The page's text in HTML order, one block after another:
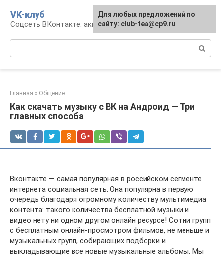
контенту
VK-клуб
Соцсеть ВКонтакте: аккаунт, общение, досуг
Главная » Общение
Как скачать музыку с ВК на Андроид — Три
главных способа
Вконтакте — самая популярная в российском сегменте
интернета социальная сеть. Она популярна в первую
очередь благодаря огромному количеству мультимедиа
контента: такого количества бесплатной музыки и
видео нету ни одном другом онлайн ресурсе! Сотни групп
с бесплатным онлайн-просмотром фильмов, не меньше и
музыкальных групп, собирающих подборки и
выкладывающие все новые музыкальные альбомы. Мы
Для любых предложений по
сайту: club-tea@cp9.ru